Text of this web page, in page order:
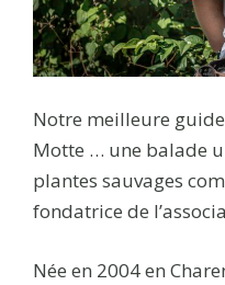
Notre meilleure
Motte … une balade
plantes sauvages
fondatrice de
Née en 2004 en